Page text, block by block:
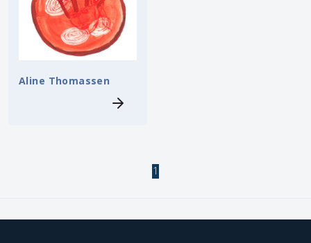
Kleur
Aline Thomassen
1